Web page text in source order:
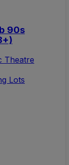
90s
Theatre
Lots